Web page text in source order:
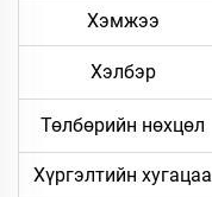
Хэмжээ
Хэлбэр
Төлбөрийн нөхцөл
Хүргэлтийн хугацаа